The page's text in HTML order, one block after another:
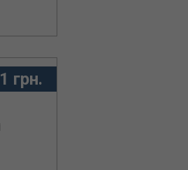
1 грн.